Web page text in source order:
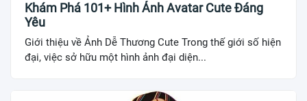
Khám Phá 101+ Hình Ảnh Avatar Cute Đáng
Yêu
Giới thiệu về Ảnh Dễ Thương Cute Trong thế giới số hiện
đại, việc sở hữu một hình ảnh đại diện...